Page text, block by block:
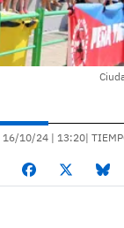
16/10/24 | 13:20|